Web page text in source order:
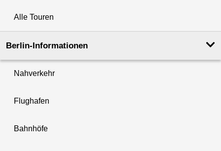
Alle Touren
Berlin-Informationen
Nahverkehr
Flughafen
Bahnhöfe